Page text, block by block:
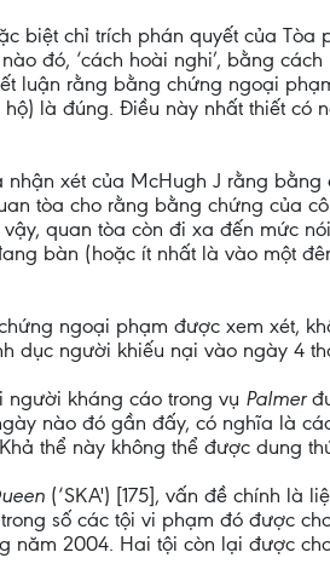
biệt chỉ trích phán quyết của
đó, ‘cách hoài nghi’, bằng
luận rằng bằng chứng ngoại
là đúng. Điều này nhất thiết có
xét của McHugh J rằng
tòa cho rằng bằng chứng của
vậy, quan tòa còn đi xa đến mức
bàn (hoặc ít nhất là vào một
ngoại phạm được xem xét,
dục người khiếu nại vào ngày 4
người kháng cáo trong vụ Palmer
nào đó gần đấy, có nghĩa là
thể này không thể được dung
(‘SKA') [175], vấn đề chính là
số các tội vi phạm đó được
năm 2004. Hai tội còn lại được